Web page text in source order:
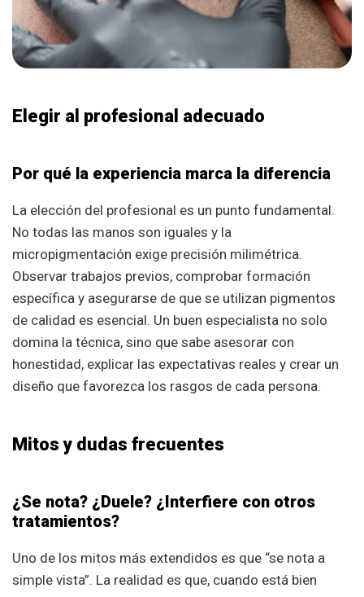
Elegir al profesional adecuado
Por qué la experiencia marca la diferencia
La elección del profesional es un punto fundamental.
No todas las manos son iguales y la
micropigmentación exige precisión milimétrica.
Observar trabajos previos, comprobar formación
específica y asegurarse de que se utilizan pigmentos
de calidad es esencial. Un buen especialista no solo
domina la técnica, sino que sabe asesorar con
honestidad, explicar las expectativas reales y crear un
diseño que favorezca los rasgos de cada persona.
Mitos y dudas frecuentes
¿Se nota? ¿Duele? ¿Interfiere con otros
tratamientos?
Uno de los mitos más extendidos es que “se nota a
simple vista”. La realidad es que, cuando está bien